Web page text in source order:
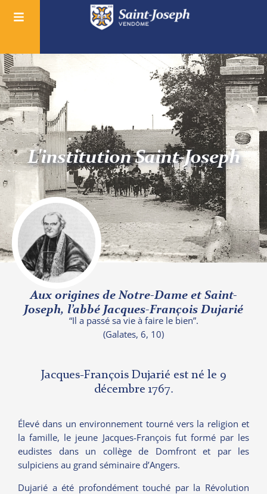
L'institution Saint-Joseph
Aux origines de Notre-Dame et Saint-
Joseph, l’abbé Jacques-François Dujarié
“Il a passé sa vie à faire le bien”.
(Galates, 6, 10)
Jacques-François Dujarié est né le 9
décembre 1767.
Élevé dans un environnement tourné vers la religion et
la famille, le jeune Jacques-François fut formé par les
eudistes dans un collège de Domfront et par les
sulpiciens au grand séminaire d’Angers.
Dujarié a été profondément touché par la Révolution